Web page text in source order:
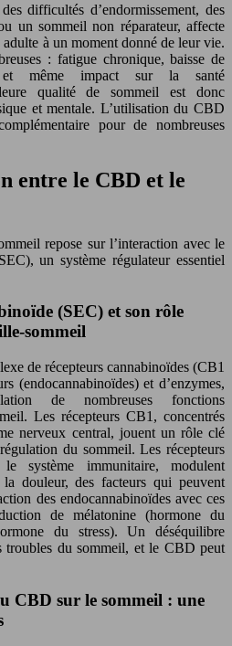
difficultés d’endormissement, des
un sommeil non réparateur, affecte
à un moment donné de leur vie.
: fatigue chronique, baisse de
et même impact sur la santé
qualité de sommeil est donc
et mentale. L’utilisation du CBD
pour de nombreuses
entre le CBD et le
repose sur l’interaction avec le
un système régulateur essentiel
(SEC) et son rôle
sommeil
de récepteurs cannabinoïdes (CB1
(endocannabinoïdes) et d’enzymes,
de nombreuses fonctions
Les récepteurs CB1, concentrés
nerveux central, jouent un rôle clé
du sommeil. Les récepteurs
système immunitaire, modulent
douleur, des facteurs qui peuvent
des endocannabinoïdes avec ces
de mélatonine (hormone du
du stress). Un déséquilibre
troubles du sommeil, et le CBD peut
CBD sur le sommeil : une